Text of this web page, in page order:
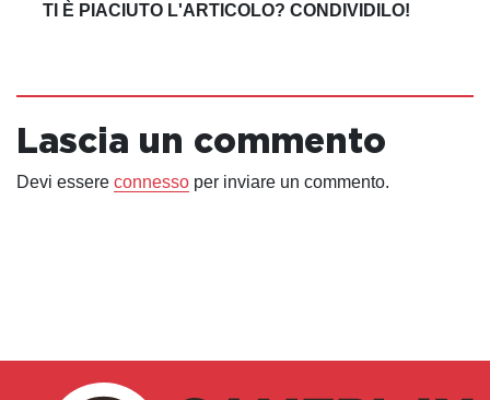
TI È PIACIUTO L'ARTICOLO? CONDIVIDILO!
Lascia un commento
Devi essere connesso per inviare un commento.